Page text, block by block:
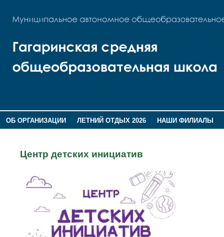
ОБ ОРГАНИЗАЦИИ ЛЕТНИЙ ОТДЫХ 2026
НАШИ ФИЛИАЛЫ
Центр детских инициатив